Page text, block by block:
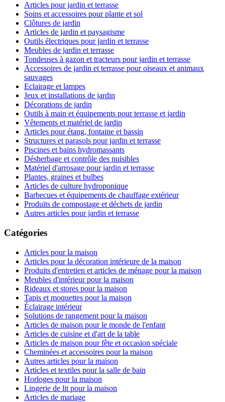
Articles pour jardin et terrasse
Soins et accessoires pour plante et sol
Clôtures de jardin
Articles de jardin et paysagisme
Outils électriques pour jardin et terrasse
Meubles de jardin et terrasse
Tondeuses à gazon et tracteurs pour jardin et terrasse
Accessoires de jardin et terrasse pour oiseaux et animaux
sauvages
Eclairage et lampes
Jeux et installations de jardin
Décorations de jardin
Outils à main et équipements pour terrasse et jardin
Vêtements et matériel de jardin
Articles pour étang, fontaine et bassin
Structures et parasols pour jardin et terrasse
Piscines et bains hydromassants
Désherbage et contrôle des nuisibles
Matériel d'arrosage pour jardin et terrasse
Plantes, graines et bulbes
Articles de culture hydroponique
Barbecues et équipements de chauffage extérieur
Produits de compostage et déchets de jardin
Autres articles pour jardin et terrasse
Catégories
Articles pour la maison
Articles pour la décoration intérieure de la maison
Produits d'entretien et articles de ménage pour la maison
Meubles d'intérieur pour la maison
Rideaux et stores pour la maison
Tapis et moquettes pour la maison
Éclairage intérieur
Solutions de rangement pour la maison
Articles de maison pour le monde de l'enfant
Articles de cuisine et d'art de la table
Articles de maison pour fête et occasion spéciale
Cheminées et accessoires pour la maison
Autres articles pour la maison
Articles et textiles pour la salle de bain
Horloges pour la maison
Lingerie de lit pour la maison
Articles de mariage